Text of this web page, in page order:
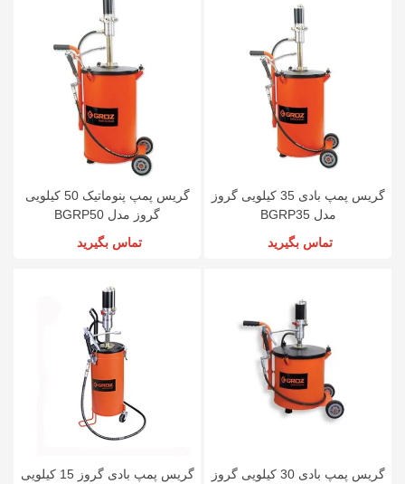
گریس پمپ بادی 35 کیلویی گروز
مدل BGRP35
تماس بگیرید
گریس پمپ پنوماتیک 50 کیلویی
گروز مدل BGRP50
تماس بگیرید
گریس پمپ بادی 30 کیلویی گروز
گریس پمپ بادی گروز 15 کیلویی